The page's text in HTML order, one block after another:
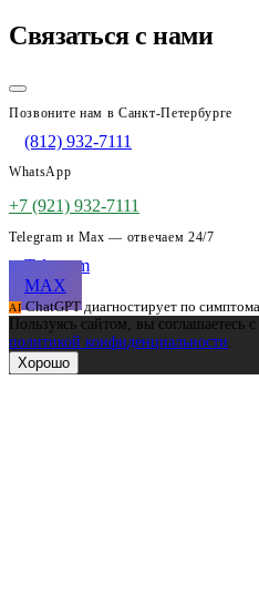
Связаться с нами
Позвоните нам в Санкт-Петербурге
(812) 932-7111
WhatsApp
+7 (921) 932-7111
Telegram и Max — отвечаем 24/7
Telegram
MAX
AI ChatGPT диагностирует по
Пользуясь сайтом, вы соглашаетесь
политикой конфиденциальности.
Хорошо